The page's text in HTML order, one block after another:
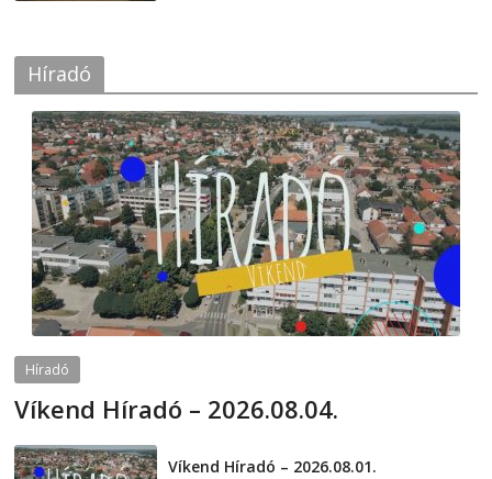
Híradó
Híradó
Víkend Híradó – 2026.08.04.
Víkend Híradó – 2026.08.01.